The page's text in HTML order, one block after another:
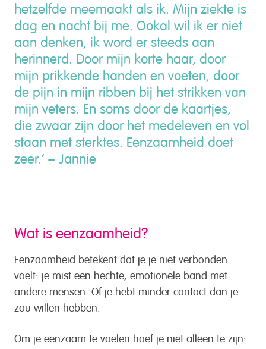
hetzelfde meemaakt als ik. Mijn ziekte is
dag en nacht bij me. Ookal wil ik er niet
aan denken, ik word er steeds aan
herinnerd. Door mijn korte haar, door
mijn prikkende handen en voeten, door
de pijn in mijn ribben bij het strikken van
mijn veters. En soms door de kaartjes,
die zwaar zijn door het medeleven en vol
staan met sterktes. Eenzaamheid doet
zeer.’ – Jannie
Wat is eenzaamheid?
Eenzaamheid betekent dat je je niet verbonden
voelt: je mist een hechte, emotionele band met
andere mensen. Of je hebt minder contact dan je
zou willen hebben.
Om je eenzaam te voelen hoef je niet alleen te zijn: